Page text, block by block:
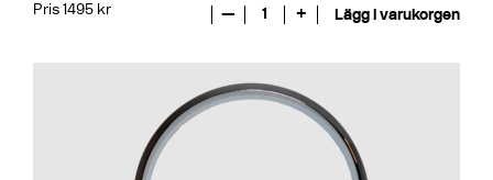
Pris 1495 kr — 1 + Lägg i varukorgen